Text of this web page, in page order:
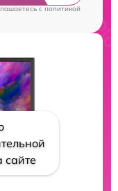
c политикой
сайте